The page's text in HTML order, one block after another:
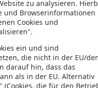
Landschaft, die
Frühbucher profitieren Sie